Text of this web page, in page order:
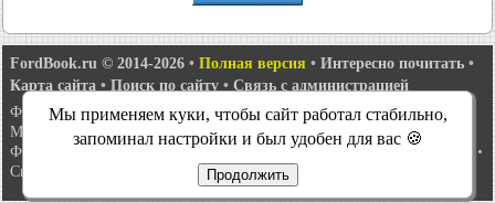
FordBook.ru © 2014-2026 • Полная версия • Интересно почитать •
Карта сайта • Поиск по сайту • Связь с администрацией
Фокус 1• Фокус Турнир 1•Фокус 2•Мондео 1•Мондео 1 и 2•
Мондео 2•Мондео 3•Мондео 4•Эскорт 3•Эскорт 4 •Эскорт 5
Фиеста 2
Таурус 1 и 2 Фьюжн • Скорпио 1
•
Сиерра
Мы применяем куки, чтобы сайт работал стабильно,
запоминал настройки и был удобен для вас 🍪
Продолжить